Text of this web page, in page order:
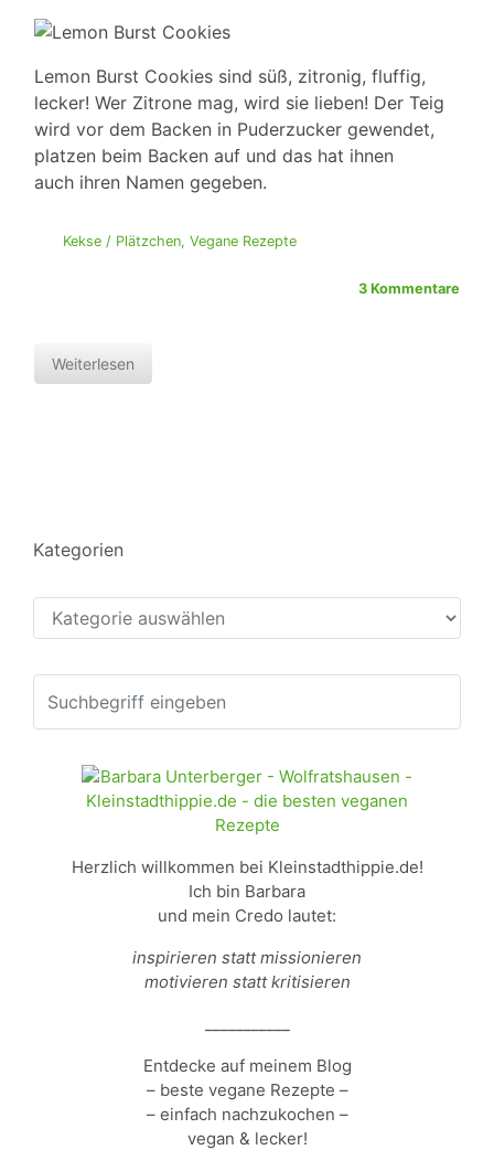
Lemon Burst Cookies sind süß, zitronig, fluffig,
lecker! Wer Zitrone mag, wird sie lieben! Der Teig
wird vor dem Backen in Puderzucker gewendet,
platzen beim Backen auf und das hat ihnen
auch ihren Namen gegeben.
Kekse / Plätzchen, Vegane Rezepte
3 Kommentare
Weiterlesen
Kategorien
Kategorien
Herzlich willkommen bei Kleinstadthippie.de!
Ich bin Barbara
und mein Credo lautet:
inspirieren statt missionieren
motivieren statt kritisieren
Entdecke auf meinem Blog
– beste vegane Rezepte –
– einfach nachzukochen –
vegan & lecker!